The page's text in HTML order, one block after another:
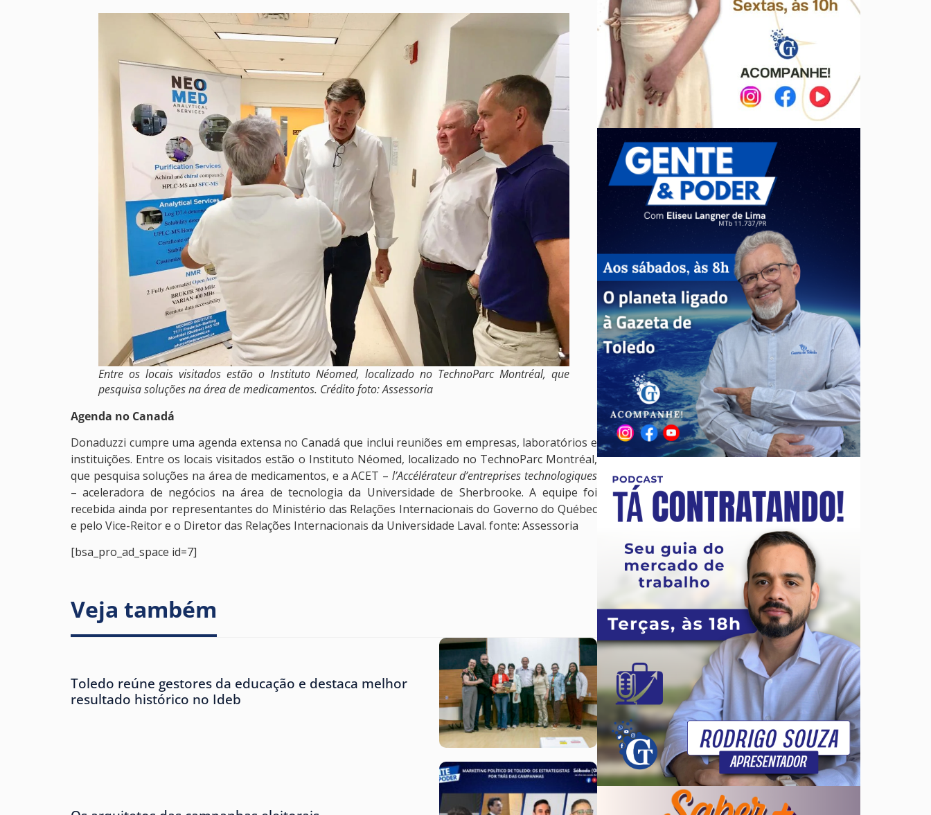
Entre os locais visitados estão o Instituto Néomed, localizado no TechnoParc Montréal, que
pesquisa soluções na área de medicamentos. Crédito foto: Assessoria
Agenda no Canadá
Donaduzzi cumpre uma agenda extensa no Canadá que inclui reuniões em empresas, laboratórios e
instituições. Entre os locais visitados estão o Instituto Néomed, localizado no TechnoParc Montréal,
que pesquisa soluções na área de medicamentos, e a ACET – l’Accélérateur d’entreprises technologiques
– aceleradora de negócios na área de tecnologia da Universidade de Sherbrooke. A equipe foi
recebida ainda por representantes do Ministério das Relações Internacionais do Governo do Québec
e pelo Vice-Reitor e o Diretor das Relações Internacionais da Universidade Laval. fonte: Assessoria
[bsa_pro_ad_space id=7]
Veja também
Toledo reúne gestores da educação e destaca melhor
resultado histórico no Ideb